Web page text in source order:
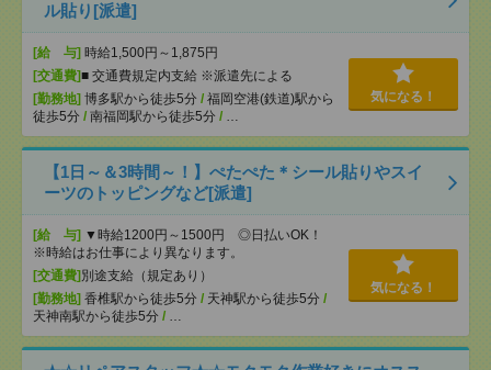
ル貼り[派遣]
[給 与] 時給1,500円～1,875円
[交通費]■ 交通費規定内支給 ※派遣先による
[勤務地] 博多駅から徒歩5分 / 福岡空港(鉄道)駅から
徒歩5分 / 南福岡駅から徒歩5分 / …
気になる！
【1日～＆3時間～！】ぺたぺた＊シール貼りやスイ
ーツのトッピングなど[派遣]
[給 与] ▼時給1200円～1500円 ◎日払いOK！
※時給はお仕事により異なります。
[交通費] 別途支給（規定あり）
[勤務地] 香椎駅から徒歩5分 / 天神駅から徒歩5分 /
天神南駅から徒歩5分 / …
気になる！